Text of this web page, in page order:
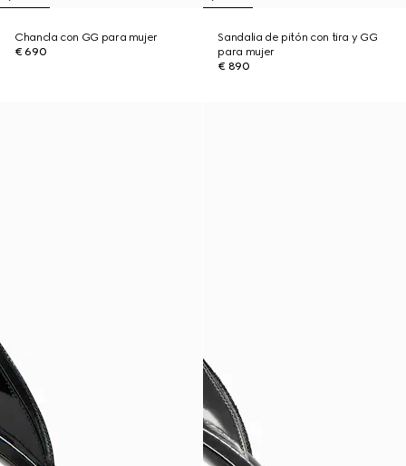
Chancla con GG para mujer
€ 690
Sandalia de pitón con tira y GG
para mujer
€ 890